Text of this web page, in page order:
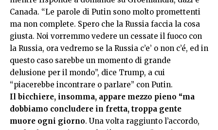
Canada. “Le parole di Putin sono molto promettenti
ma non complete. Spero che la Russia faccia la cosa
giusta. Noi vorremmo vedere un cessate il fuoco con
la Russia, ora vedremo se la Russia c’e’ o non c’é, ed in
questo caso sarebbe un momento di grande
delusione per il mondo”, dice Trump, a cui
“piacerebbe incontrare o parlare” con Putin.
Il bicchiere, insomma, appare mezzo pieno “ma
dobbiamo concludere in fretta, troppa gente
muore ogni giorno. Una volta raggiunto l’accordo,